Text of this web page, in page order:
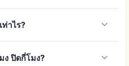
าไร? keyboard_arrow_down
ง ปิดกี่โมง? keyboard_arrow_down